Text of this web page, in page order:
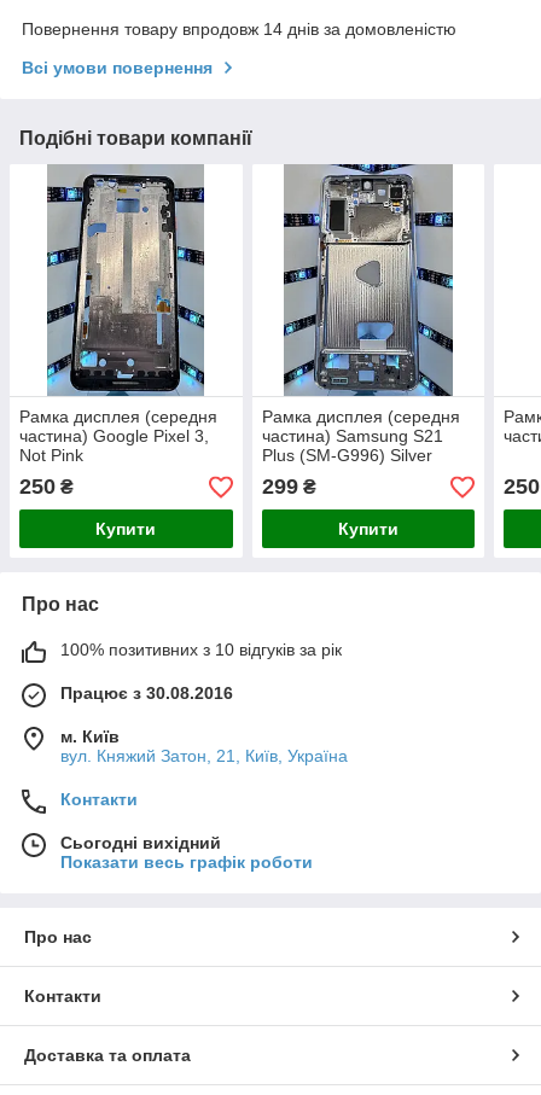
Повернення товару впродовж 14 днів за домовленістю
Всі умови повернення
Подібні товари компанії
Рамка дисплея (середня
частина) Google Pixel 3,
Not Pink
250 ₴
Купити
Рамка дисплея (середня
частина) Samsung S21
Plus (SM-G996) Silver
299₴
Купити
250
Про нас
100% позитивних з 10 відгуків за рік
Працює з 30.08.2016
м. Київ
вул. Княжий Затон, 21, Київ, Україна
Контакти
Сьогодні вихідний
Показати весь графік роботи
Про нас
Контакти
Доставка та оплата